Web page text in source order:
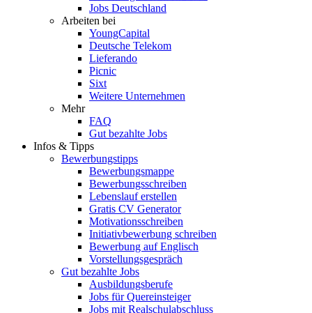
Jobs Deutschland
Arbeiten bei
YoungCapital
Deutsche Telekom
Lieferando
Picnic
Sixt
Weitere Unternehmen
Mehr
FAQ
Gut bezahlte Jobs
Infos & Tipps
Bewerbungstipps
Bewerbungsmappe
Bewerbungsschreiben
Lebenslauf erstellen
Gratis CV Generator
Motivationsschreiben
Initiativbewerbung schreiben
Bewerbung auf Englisch
Vorstellungsgespräch
Gut bezahlte Jobs
Ausbildungsberufe
Jobs für Quereinsteiger
Jobs mit Realschulabschluss